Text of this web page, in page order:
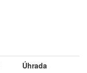
Úhrada